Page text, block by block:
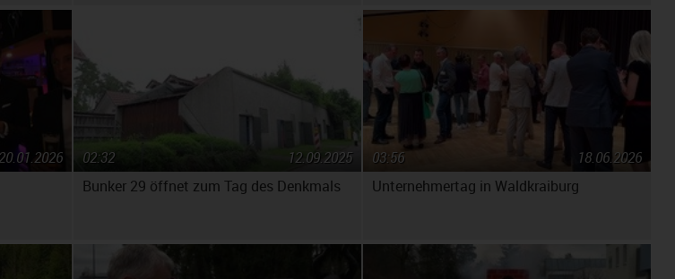
Bunker 29 öffnet zum Tag des Denkmals
12.09.2025
02:32
Unternehmertag in Waldkraiburg
18.06.2026
03:56